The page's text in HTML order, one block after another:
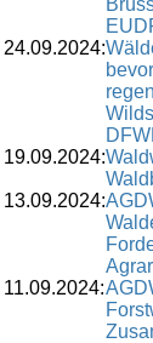
24.09.2024:
19.09.2024:
13.09.2024:
11.09.2024: